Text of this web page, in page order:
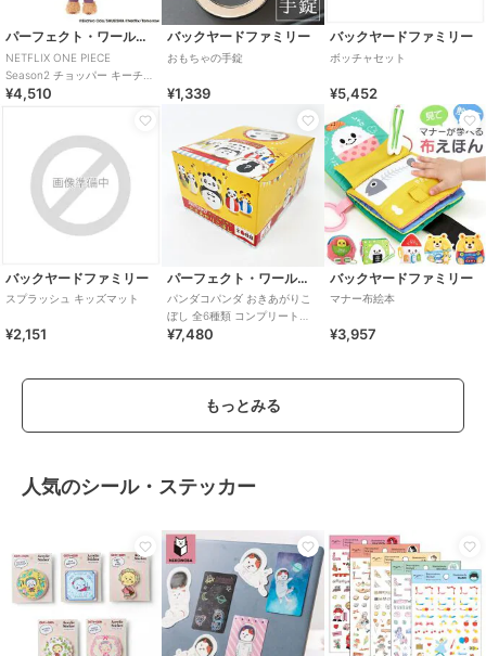
パーフェクト・ワールド・トーキョー
NETFLIX ONE PIECE
Season2 チョッパー キーチェ
ーンマスコット ワンピース
¥4,510
バックヤードファミリー
おもちゃの手錠
¥1,339
バックヤードファミリー
ボッチャセット
¥5,452
バックヤードファミリー
スプラッシュ キッズマット
¥2,151
パーフェクト・ワールド・トーキョー
パンダコパンダ おきあがりこ
ぼし 全6種類 コンプリート
BOX
¥7,480
バックヤードファミリー
マナー布絵本
¥3,957
もっとみる
人気のシール・ステッカー